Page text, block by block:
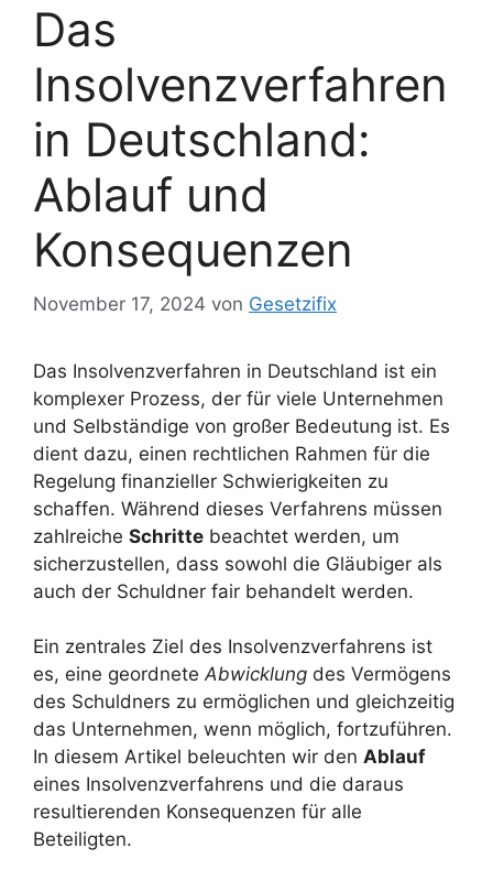
Das
Insolvenzverfahren
in Deutschland:
Ablauf und
Konsequenzen
November 17, 2024 von Gesetzifix
Das Insolvenzverfahren in Deutschland ist ein
komplexer Prozess, der für viele Unternehmen
und Selbständige von großer Bedeutung ist. Es
dient dazu, einen rechtlichen Rahmen für die
Regelung finanzieller Schwierigkeiten zu
schaffen. Während dieses Verfahrens müssen
zahlreiche Schritte beachtet werden, um
sicherzustellen, dass sowohl die Gläubiger als
auch der Schuldner fair behandelt werden.
Ein zentrales Ziel des Insolvenzverfahrens ist
es, eine geordneteAbwicklung des Vermögens
des Schuldners zu ermöglichen und gleichzeitig
das Unternehmen, wenn möglich, fortzuführen.
In diesem Artikel beleuchten wir den Ablauf
eines Insolvenzverfahrens und die daraus
resultierenden Konsequenzen für alle
Beteiligten.